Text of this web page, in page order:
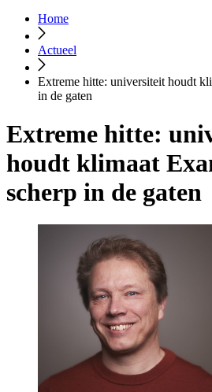
Home
Actueel
Extreme hitte: universiteit houdt
in de gaten
Extreme hitte:
houdt klimaat
scherp in de gaten